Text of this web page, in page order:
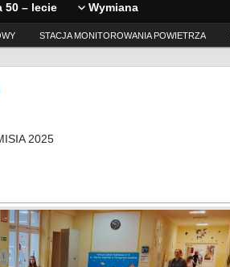
50 – lecie Wymiana
STACJA MONITOROWANIA POWIETRZA
2025